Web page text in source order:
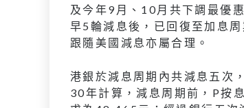
及今年9月、10月共下調最優
早5輪減息後，已回復至加息
跟隨美國減息亦屬合理。
港銀於減息周期內共減息五次
30年計算，減息周期前，P按